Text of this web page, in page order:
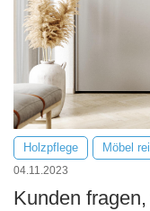
Holzpflege Möbel
04.11.2023
Kunden